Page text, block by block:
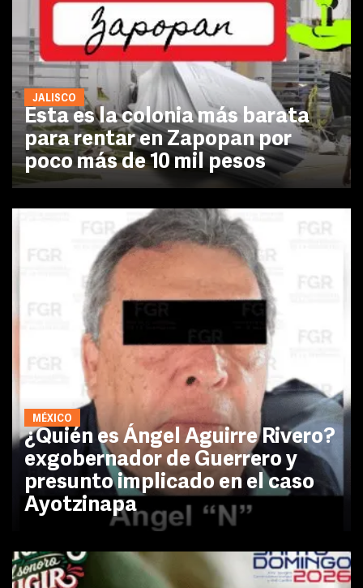
JALISCO
Esta es la colonia más barata
para rentar en Zapopan por
poco más de 10 mil pesos
MÉXICO
¿Quién es Ángel Aguirre Rivero?
exgobernador de Guerrero y
presunto implicado en el caso
Ayotzinapa